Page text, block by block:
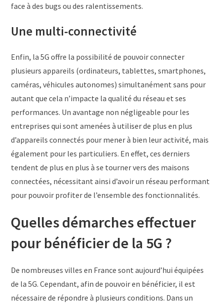
face à des bugs ou des ralentissements.
Une multi-connectivité
Enfin, la 5G offre la possibilité de pouvoir connecter
plusieurs appareils (ordinateurs, tablettes, smartphones,
caméras, véhicules autonomes) simultanément sans pour
autant que cela n’impacte la qualité du réseau et ses
performances. Un avantage non négligeable pour les
entreprises qui sont amenées à utiliser de plus en plus
d’appareils connectés pour mener à bien leur activité, mais
également pour les particuliers. En effet, ces derniers
tendent de plus en plus à se tourner vers des maisons
connectées, nécessitant ainsi d’avoir un réseau performant
pour pouvoir profiter de l’ensemble des fonctionnalités.
Quelles démarches effectuer
pour bénéficier de la 5G ?
De nombreuses villes en France sont aujourd’hui équipées
de la 5G. Cependant, afin de pouvoir en bénéficier, il est
nécessaire de répondre à plusieurs conditions. Dans un